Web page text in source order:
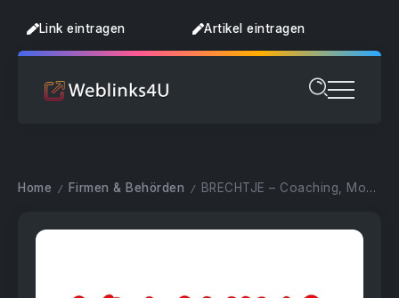
Link eintragen Artikel eintragen
Home / Firmen & Behörden / BRECHTJE – Coaching, Moderation, Visualisierung